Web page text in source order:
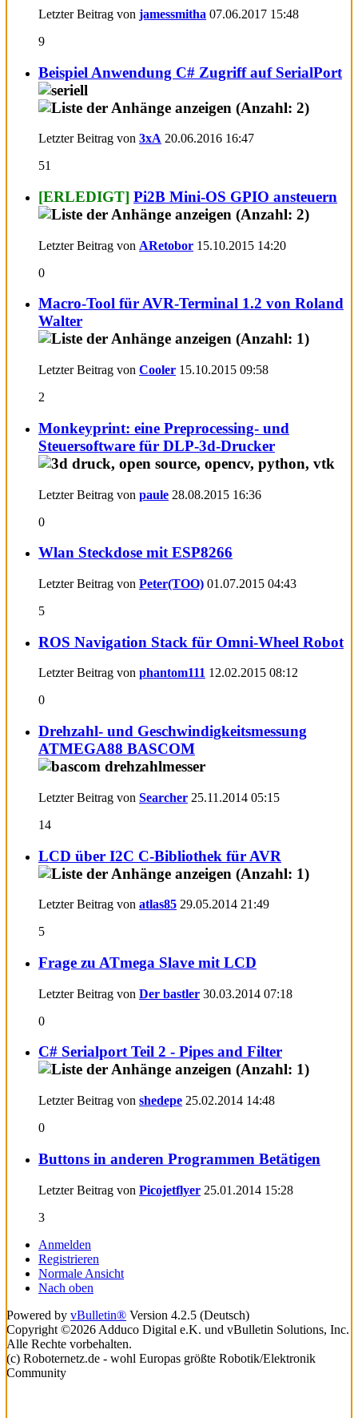
Letzter Beitrag von jamessmitha 07.06.2017 15:48
9
Beispiel Anwendung C# Zugriff auf SerialPort
Letzter Beitrag von 3xA 20.06.2016 16:47
51
[ERLEDIGT] Pi2B Mini-OS GPIO ansteuern
Letzter Beitrag von ARetobor 15.10.2015 14:20
0
Macro-Tool für AVR-Terminal 1.2 von Roland
Walter
Letzter Beitrag von Cooler 15.10.2015 09:58
2
Monkeyprint: eine Preprocessing- und
Steuersoftware für DLP-3d-Drucker
Letzter Beitrag von paule 28.08.2015 16:36
0
Wlan Steckdose mit ESP8266
Letzter Beitrag von Peter(TOO) 01.07.2015 04:43
5
ROS Navigation Stack für Omni-Wheel Robot
Letzter Beitrag von phantom111 12.02.2015 08:12
0
Drehzahl- und Geschwindigkeitsmessung
ATMEGA88 BASCOM
Letzter Beitrag von Searcher 25.11.2014 05:15
14
LCD über I2C C-Bibliothek für AVR
Letzter Beitrag von atlas85 29.05.2014 21:49
5
Frage zu ATmega Slave mit LCD
Letzter Beitrag von Der bastler 30.03.2014 07:18
0
C# Serialport Teil 2 - Pipes and Filter
Letzter Beitrag von shedepe 25.02.2014 14:48
0
Buttons in anderen Programmen Betätigen
Letzter Beitrag von Picojetflyer 25.01.2014 15:28
3
Anmelden
Registrieren
Normale Ansicht
Nach oben
Powered by vBulletin® Version 4.2.5 (Deutsch)
Copyright ©2026 Adduco Digital e.K. und vBulletin Solutions, Inc.
Alle Rechte vorbehalten.
(c) Roboternetz.de - wohl Europas größte Robotik/Elektronik
Community